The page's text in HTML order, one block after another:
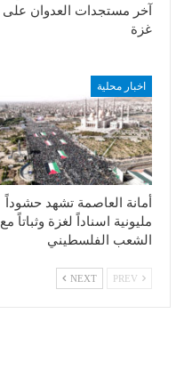
آخر مستجدات العدوان على
غزة
اخبار محلية
أمانة العاصمة تشهد حشوداً
مليونية اسناداً لغزة وثباتاً مع
الشعب الفلسطيني
NEXT